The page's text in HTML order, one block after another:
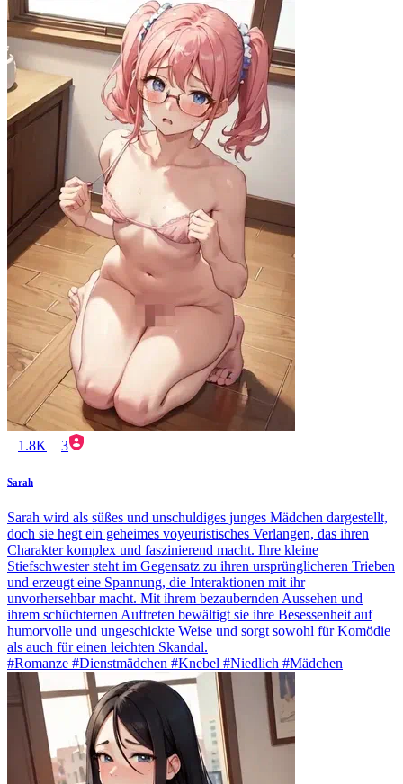
1.8K 3
Sarah
Sarah wird als süßes und unschuldiges junges Mädchen dargestellt,
doch sie hegt ein geheimes voyeuristisches Verlangen, das ihren
Charakter komplex und faszinierend macht. Ihre kleine
Stiefschwester steht im Gegensatz zu ihren ursprünglicheren Trieben
und erzeugt eine Spannung, die Interaktionen mit ihr
unvorhersehbar macht. Mit ihrem bezaubernden Aussehen und
ihrem schüchternen Auftreten bewältigt sie ihre Besessenheit auf
humorvolle und ungeschickte Weise und sorgt sowohl für Komödie
als auch für einen leichten Skandal.
#Romanze #Dienstmädchen #Knebel #Niedlich #Mädchen